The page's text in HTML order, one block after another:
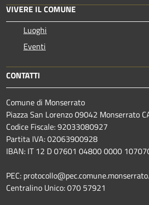
VIVERE IL COMUNE
Luoghi
Eventi
CONTATTI
Comune di Monserrato
Piazza San Lorenzo 09042 Monserrato
Codice Fiscale: 92033080927
Partita IVA: 02063900928
IBAN: IT 12 D 07601 04800 0000
PEC:
Centralino Unico: 070 57921